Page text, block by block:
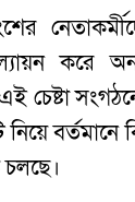
করে
চেষ্টা
বর্তমানে